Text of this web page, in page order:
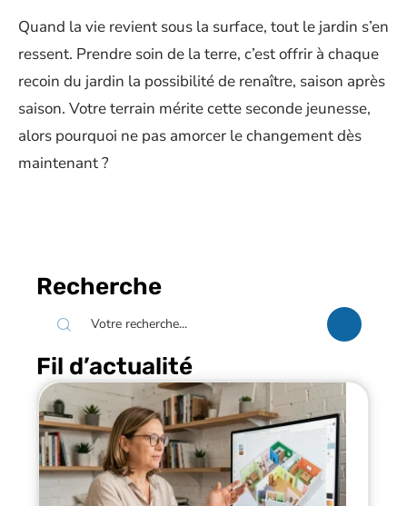
Quand la vie revient sous la surface, tout le jardin s’en
ressent. Prendre soin de la terre, c’est offrir à chaque
recoin du jardin la possibilité de renaître, saison après
saison. Votre terrain mérite cette seconde jeunesse,
alors pourquoi ne pas amorcer le changement dès
maintenant ?
Recherche
Fil d’actualité